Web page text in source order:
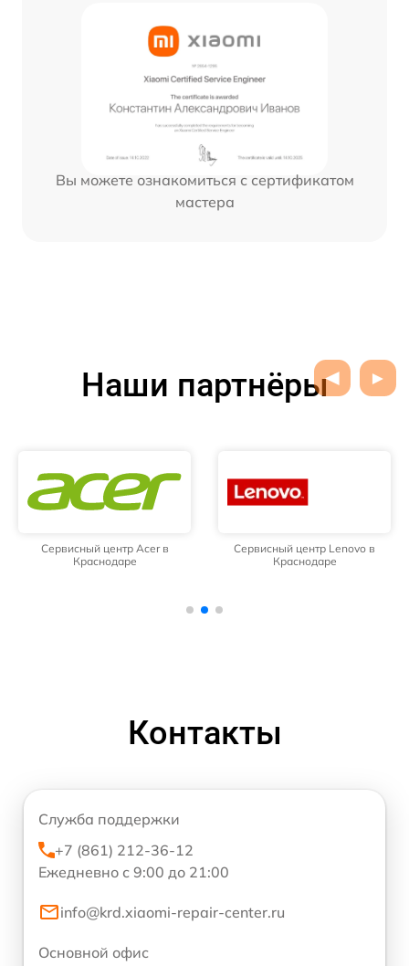
Вы можете ознакомиться с сертификатом
мастера
Наши партнёры
Сервисный центр Acer в
Краснодаре
Сервисный центр Lenovo в
Краснодаре
Контакты
Служба поддержки
+7 (861) 212-36-12
Ежедневно с 9:00 до 21:00
info@krd.xiaomi-repair-center.ru
Основной офис